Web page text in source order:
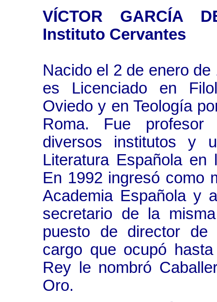
VÍCTOR GARCÍA
Instituto Cervantes
Nacido el 2 de enero
es Licenciado en
Oviedo y en Teología
Roma. Fue
diversos institutos y
Literatura Española en
En 1992 ingresó como
Academia Española y
secretario de la
puesto de director de
cargo que ocupó
Rey le nombró
Oro.